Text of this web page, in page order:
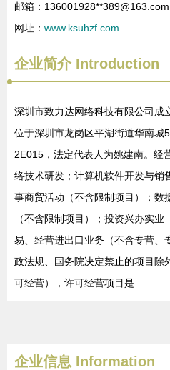
邮箱：136001928**389@163.com
网址： www.ksuhzf.com
企业简介Introduction
深圳市致力达网络科技有限公司成
位于深圳市龙岗区平湖街道华南城
2E015，法定代表人为姚建南。经
络技术研发；计算机软件开发与销
事商贸活动（不含限制项目）；数
（不含限制项目）；投资兴办实
易、经营进出口业务（不含专营、
政法规、国务院决定禁止的项目除
可经营），许可经营项目是
企业信息 Information